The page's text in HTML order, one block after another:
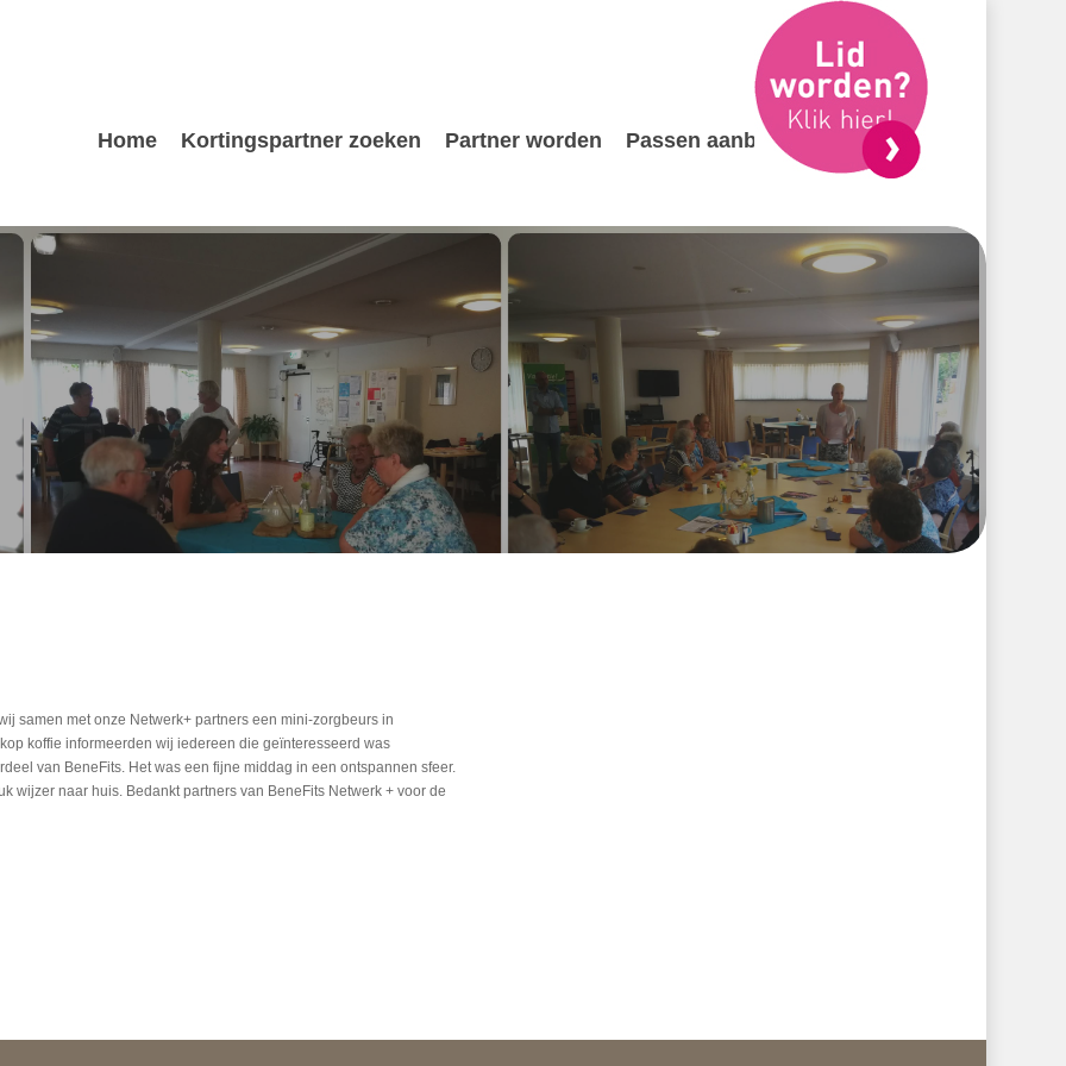
Home Kortingspartner zoeken Partner worden Passen aanbieden Contact
samen met onze Netwerk+ partners een mini-zorgbeurs in
koffie informeerden wij iedereen die geïnteresseerd was
van BeneFits. Het was een fijne middag in een ontspannen sfeer.
wijzer naar huis. Bedankt partners van BeneFits Netwerk + voor de